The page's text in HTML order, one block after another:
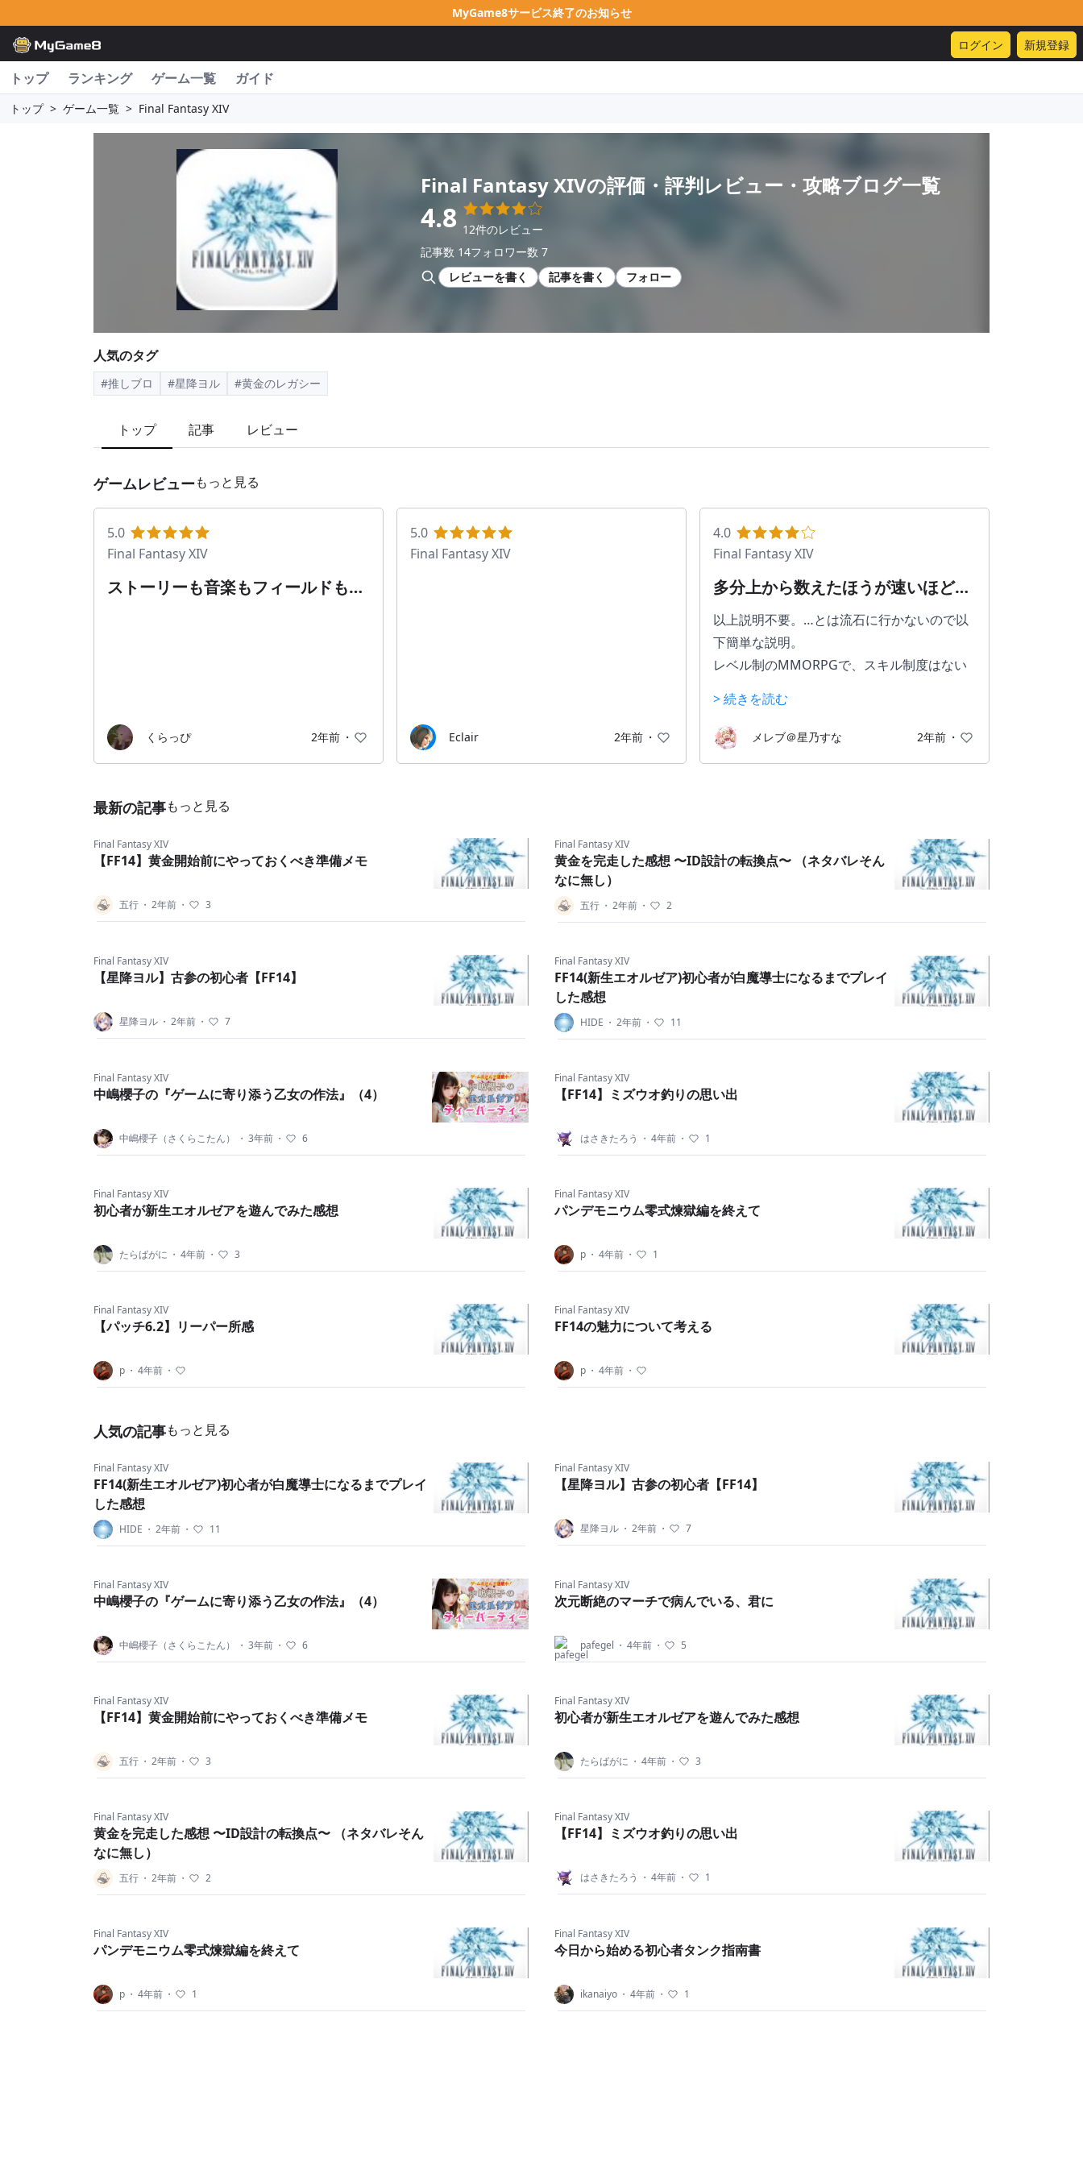
MyGame8サービス終了のお知らせ
ログイン 新規登録
トップ ランキング ゲーム一覧 ガイド
トップ > ゲーム一覧 > Final Fantasy XIV
Final Fantasy XIVの評価・評判レビュー・攻略ブログ一覧
4.8 12件のレビュー
記事数 14フォロワー数 7
レビューを書く
記事を書く フォロー
人気のタグ
#推しブロ #星降ヨル #黄金のレガシー
トップ 記事 レビュー
ゲームレビューもっと見る
5.0
Final Fantasy XIV
ストーリーも音楽もフィールドも素
くらっぴ 2年前 ・
5.0
Final Fantasy XIV
Eclair 2年前 ・
4.0
Final Fantasy XIV
多分上から数えたほうが速いほど有
名MMORPG
以上説明不要。…とは流石に行かないので以
下簡単な説明。
レベル制のMMORPGで、スキル制度はない
（MMORPGなので当然と言えば当然だが）
最新に近づいてくるとNPCを連れて一人でも
遊べるが基本的には人と組まないと進まない
戦闘においてはロールが3つあり、沢山敵を
殴ったり燃やしたりするDPSと、沢山敵から
がある。いくらでも掛け持ち可能なので適当
に手を出して気に入ったのを極めると良いか
グラフィックアップデートが入ってNPCも
自分も皆もより可愛くなったので、見た目で
を建てて自由な内装にもできるぞ！！
と、ここまで色々書いたけど今はストーリー
の半分くらいまでは無料で出来るので、とり
あえず気になったらやってみよう！体験中は
くても辞めるしがらみも無いぞ！
> 続きを読む
メレブ＠星乃すな 2年前 ・
最新の記事もっと見る
Final Fantasy XIV
【FF14】黄金開始前にやっておくべき準備メモ
五行 ・ 2年前 ・ 3
Final Fantasy XIV
黄金を完走した感想 〜ID設計の転換点〜 （ネタバレそん
なに無し）
五行 ・ 2年前 ・ 2
Final Fantasy XIV
【星降ヨル】古参の初心者【FF14】
星降ヨル ・ 2年前 ・ 7
Final Fantasy XIV
FF14(新生エオルゼア)初心者が白魔導士になるまでプレイ
した感想
HIDE ・ 2年前 ・ 11
Final Fantasy XIV
中嶋櫻子の『ゲームに寄り添う乙女の作法』（4）
中嶋櫻子（さくらこたん） ・ 3年前 ・ 6
Final Fantasy XIV
【FF14】ミズウオ釣りの思い出
はさきたろう ・ 4年前 ・ 1
Final Fantasy XIV
初心者が新生エオルゼアを遊んでみた感想
たらばがに ・ 4年前 ・ 3
Final Fantasy XIV
パンデモニウム零式煉獄編を終えて
p ・ 4年前 ・ 1
Final Fantasy XIV
【パッチ6.2】リーパー所感
p ・ 4年前 ・
Final Fantasy XIV
FF14の魅力について考える
p ・ 4年前 ・
人気の記事もっと見る
Final Fantasy XIV
FF14(新生エオルゼア)初心者が白魔導士になるまでプレイ
した感想
HIDE ・ 2年前 ・ 11
Final Fantasy XIV
【星降ヨル】古参の初心者【FF14】
星降ヨル ・ 2年前 ・ 7
Final Fantasy XIV
中嶋櫻子の『ゲームに寄り添う乙女の作法』（4）
中嶋櫻子（さくらこたん） ・ 3年前 ・ 6
Final Fantasy XIV
次元断絶のマーチで病んでいる、君に
pafegel ・ 4年前 ・ 5
Final Fantasy XIV
【FF14】黄金開始前にやっておくべき準備メモ
五行 ・ 2年前 ・ 3
Final Fantasy XIV
初心者が新生エオルゼアを遊んでみた感想
たらばがに ・ 4年前 ・ 3
Final Fantasy XIV
黄金を完走した感想 〜ID設計の転換点〜 （ネタバレそん
なに無し）
五行 ・ 2年前 ・ 2
Final Fantasy XIV
【FF14】ミズウオ釣りの思い出
はさきたろう ・ 4年前 ・ 1
Final Fantasy XIV
パンデモニウム零式煉獄編を終えて
p ・ 4年前 ・ 1
Final Fantasy XIV
今日から始める初心者タンク指南書
ikanaiyo ・ 4年前 ・ 1